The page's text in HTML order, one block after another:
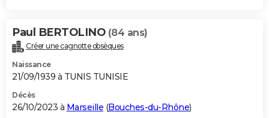
Paul BERTOLINO (84 ans)
Créer une cagnotte obsèques
Naissance
21/09/1939 à TUNIS TUNISIE
Décès
26/10/2023 à Marseille (Bouches-du-Rhône)